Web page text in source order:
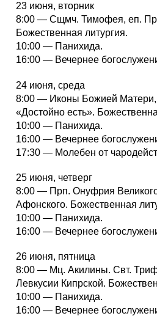
23 июня, вторник
8:00 — Сщмч. Тимофея, еп.
Божественная литургия.
10:00 — Панихида.
16:00 — Вечернее
24 июня, среда
8:00 — Иконы Божией
«Достойно есть».
10:00 — Панихида.
16:00 — Вечернее
17:30 — Молебен от
25 июня, четверг
8:00 — Прп. Онуфрия
Афонского. Божественная
10:00 — Панихида.
16:00 — Вечернее
26 июня, пятница
8:00 — Мц. Акилины. Свт.
Левкусии Кипрской.
10:00 — Панихида.
16:00 — Вечернее